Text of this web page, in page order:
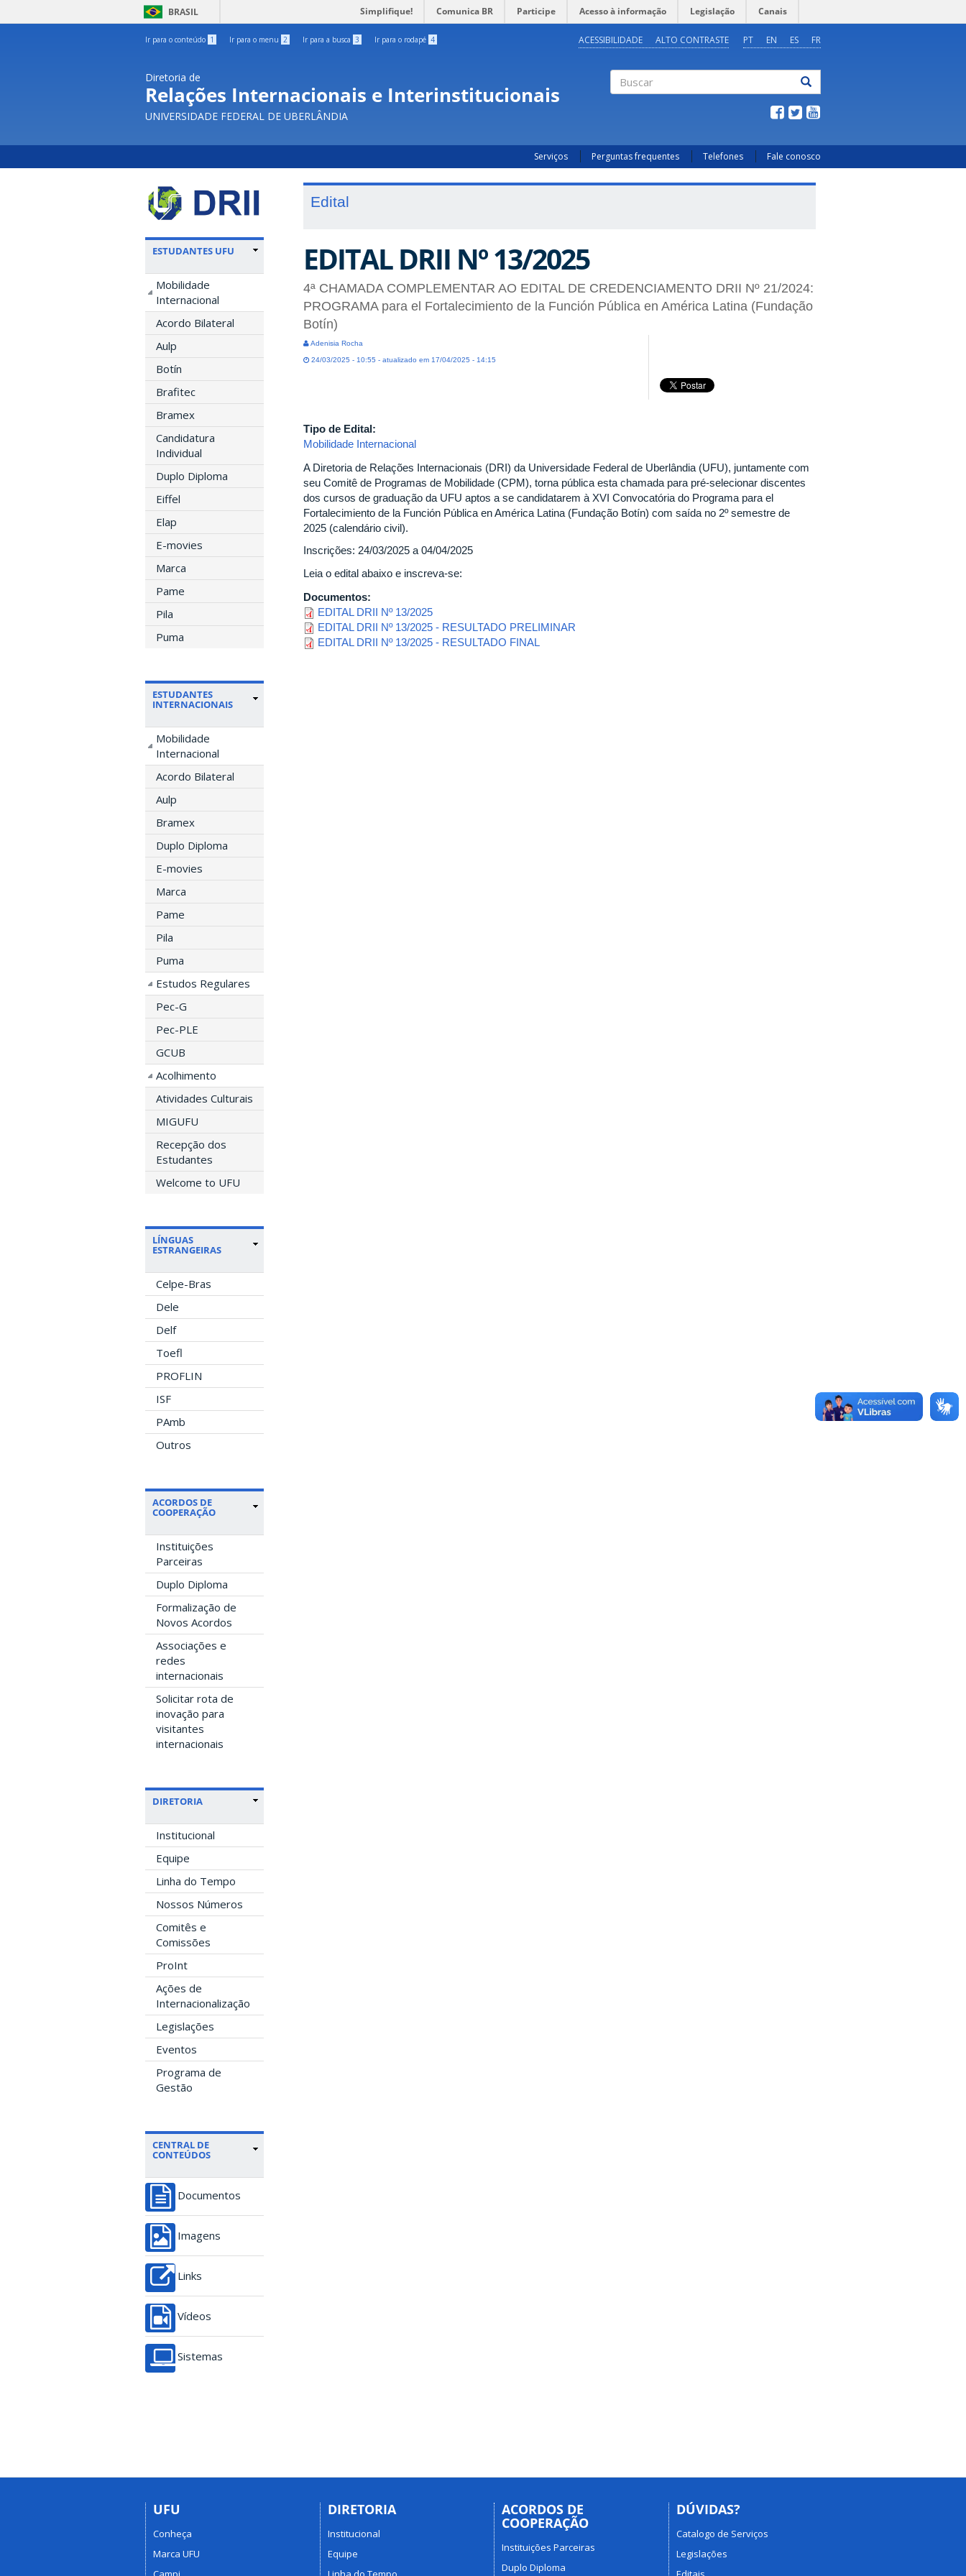
BRASIL Simplifique! Comunica BR Participe Acesso à informação Legislação Canais
Ir para o conteúdo 1 Ir para o menu 2 Ir para a busca 3 Ir para o rodapé 4 PT EN ES FR
ACESSIBILIDADE ALTO CONTRASTE
Diretoria de
Relações Internacionais e Interinstitucionais
UNIVERSIDADE FEDERAL DE UBERLÂNDIA
Serviços Perguntas frequentes Telefones Fale conosco
ESTUDANTES UFU
Mobilidade
Internacional
Acordo Bilateral
Aulp
Botín
Brafitec
Bramex
Candidatura
Individual
Duplo Diploma
Eiffel
Elap
E-movies
Marca
Pame
Pila
Puma
ESTUDANTES
INTERNACIONAIS
Mobilidade
Internacional
Acordo Bilateral
Aulp
Bramex
Duplo Diploma
E-movies
Marca
Pame
Pila
Puma
Estudos Regulares
Pec-G
Pec-PLE
GCUB
Acolhimento
Atividades Culturais
MIGUFU
Recepção dos
Estudantes
Welcome to UFU
LÍNGUAS
ESTRANGEIRAS
Celpe-Bras
Dele
Delf
Toefl
PROFLIN
ISF
PAmb
Outros
ACORDOS DE
COOPERAÇÃO
Instituições
Parceiras
Duplo Diploma
Formalização de
Novos Acordos
Associações e
redes
internacionais
Solicitar rota de
inovação para
visitantes
internacionais
DIRETORIA
Institucional
Equipe
Linha do Tempo
Nossos Números
Comitês e
Comissões
ProInt
Ações de
Internacionalização
Legislações
Eventos
Programa de
Gestão
CENTRAL DE
CONTEÚDOS
Documentos
Imagens
Links
Vídeos
Sistemas
Edital
EDITAL DRII Nº 13/2025
4ª CHAMADA COMPLEMENTAR AO EDITAL DE CREDENCIAMENTO DRII Nº 21/2024:
PROGRAMA para el Fortalecimiento de la Función Pública en América Latina (Fundação
Botín)
Adenisia Rocha
24/03/2025 - 10:55 - atualizado em 17/04/2025 - 14:15
Tipo de Edital:
Mobilidade Internacional
A Diretoria de Relações Internacionais (DRI) da Universidade Federal de Uberlândia (UFU), juntamente com
seu Comitê de Programas de Mobilidade (CPM), torna pública esta chamada para pré-selecionar discentes
dos cursos de graduação da UFU aptos a se candidatarem à XVI Convocatória do Programa para el
Fortalecimiento de la Función Pública en América Latina (Fundação Botín) com saída no 2º semestre de
2025 (calendário civil).
Inscrições: 24/03/2025 a 04/04/2025
Leia o edital abaixo e inscreva-se:
Documentos:
EDITAL DRII Nº 13/2025
EDITAL DRII Nº 13/2025 - RESULTADO PRELIMINAR
EDITAL DRII Nº 13/2025 - RESULTADO FINAL
UFU
Conheça
Marca UFU
DIRETORIA
Institucional
Equipe
ACORDOS DE
COOPERAÇÃO
Instituições Parceiras
Duplo Diploma
DÚVIDAS?
Catalogo de Serviços
Legislações